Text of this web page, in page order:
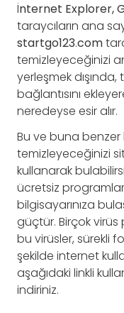
İnternet Explorer,
taraycıların ana
startgo123.com
temizleyeceğinizi
yerleşmek dışında,
bağlantısını
neredeyse esir alır.
Bu ve buna benzer
temizleyeceğinizi
kullanarak
ücretsiz programlar
bilgisayarınıza
güçtür. Birçok
bu virüsler, sürekli
şekilde internet
aşağıdaki linkli
indiriniz.